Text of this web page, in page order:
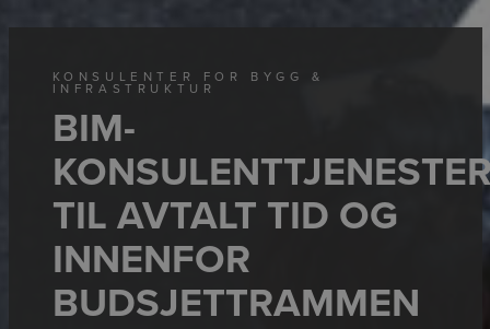
KONSULENTER FOR BYGG &
INFRASTRUKTUR
BIM-
TIL AVTALT TID OG
INNENFOR
BUDSJETTRAMMEN